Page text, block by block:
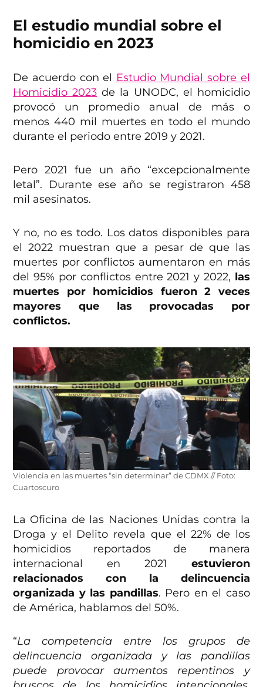
El estudio mundial sobre el
homicidio en 2023
De acuerdo con el Estudio Mundial sobre el
Homicidio 2023 de la UNODC, el homicidio
provocó un promedio anual de más o
menos 440 mil muertes en todo el mundo
durante el periodo entre 2019 y 2021.
Pero 2021 fue un año “excepcionalmente
letal”. Durante ese año se registraron 458
mil asesinatos.
Y no, no es todo. Los datos disponibles para
el 2022 muestran que a pesar de que las
muertes por conflictos aumentaron en más
del 95% por conflictos entre 2021 y 2022, las
muertes por homicidios fueron 2 veces
mayores que las provocadas por
conflictos.
Violencia en las muertes “sin determinar” de CDMX // Foto:
Cuartoscuro
La Oficina de las Naciones Unidas contra la
Droga y el Delito revela que el 22% de los
homicidios reportados de manera
internacional en 2021 estuvieron
relacionados con la delincuencia
organizada y las pandillas. Pero en el caso
de América, hablamos del 50%.
“La competencia entre los grupos de
delincuencia organizada y las pandillas
puede provocar aumentos repentinos y